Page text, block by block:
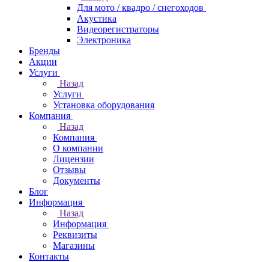
Для мото / квадро / снегоходов
Акустика
Видеорегистраторы
Электроника
Бренды
Акции
Услуги
Назад
Услуги
Установка оборудования
Компания
Назад
Компания
О компании
Лицензии
Отзывы
Документы
Блог
Информация
Назад
Информация
Реквизиты
Магазины
Контакты